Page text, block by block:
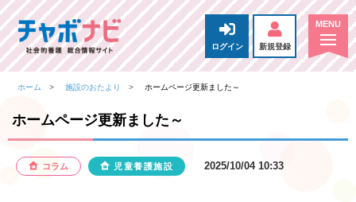
ログイン 新規登録
ホーム 施設のおたより ホームページ更新ました～
ホームページ更新ました～
コラム 児童養護施設 2025/10/04 10:33